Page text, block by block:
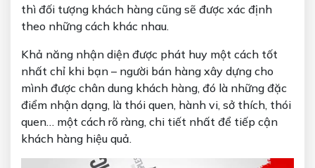
thì đối tượng khách hàng cũng sẽ được xác định
theo những cách khác nhau.
Khả năng nhận diện được phát huy một cách tốt
nhất chỉ khi bạn – người bán hàng xây dựng cho
mình được chân dung khách hàng, đó là những đặc
điểm nhận dạng, là thói quen, hành vi, sở thích, thói
quen… một cách rõ ràng, chi tiết nhất để tiếp cận
khách hàng hiệu quả.